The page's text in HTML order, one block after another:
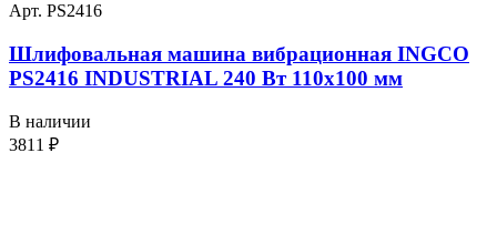
Арт. PS2416
Шлифовальная машина вибрационная INGCO
PS2416 INDUSTRIAL 240 Вт 110х100 мм
В наличии
3811 ₽